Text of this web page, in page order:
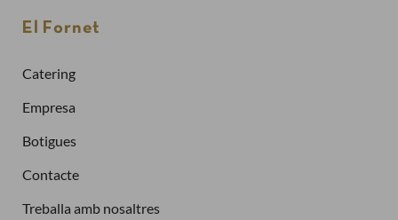
El Fornet
Catering
Empresa
Botigues
Contacte
Treballa amb nosaltres
Comprar més ràpidament